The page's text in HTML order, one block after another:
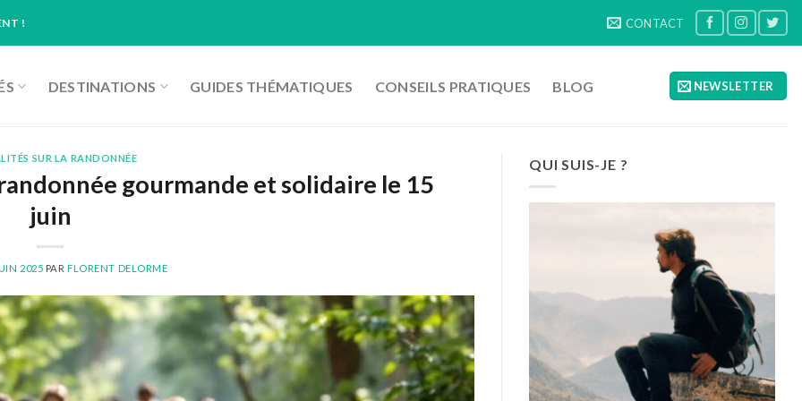
! CONTACT
DESTINATIONS GUIDES THÉMATIQUES CONSEILS PRATIQUES BLOG NEWSLETTER
SUR LA RANDONNÉE
gourmande et solidaire le 15
juin
2025 PARFLORENT DELORME
QUI SUIS-JE ?